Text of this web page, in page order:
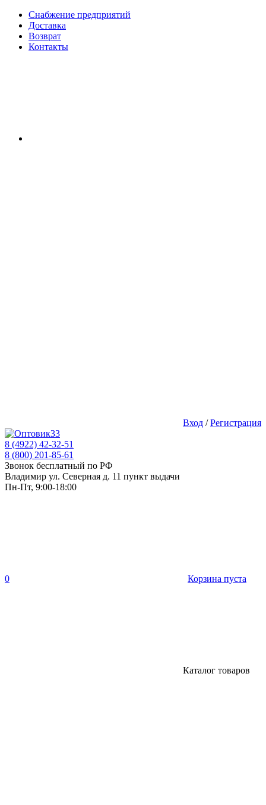
Снабжение предприятий
Доставка
Возврат
Контакты
Вход /Регистрация
8 (4922) 42-32-51
8 (800) 201-85-61
Звонок бесплатный по РФ
Владимир ул. Северная д. 11 пункт выдачи
Пн-Пт, 9:00-18:00
0 Корзина пуста
Каталог товаров